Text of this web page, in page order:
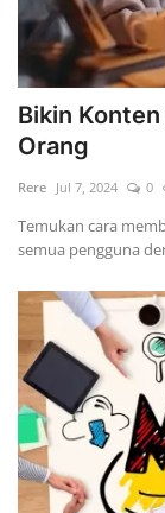
Bikin
Orang
Rere Jul 7, 2024 0
Temukan cara
semua pengguna